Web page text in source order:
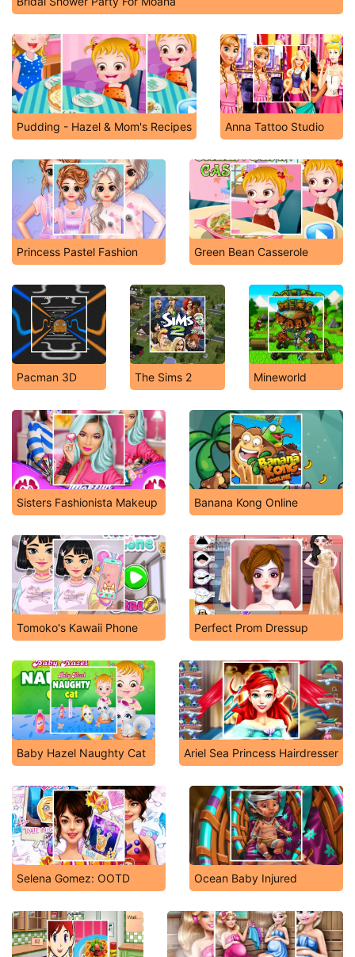
Pudding - Hazel & Mom's Recipes Anna Tattoo Studio
Princess Pastel Fashion Green Bean Casserole
Pacman 3D The Sims 2 Mineworld
Sisters Fashionista Makeup Banana Kong Online
Tomoko's Kawaii Phone Perfect Prom Dressup
Baby Hazel Naughty Cat Ariel Sea Princess Hairdresser
Selena Gomez: OOTD Ocean Baby Injured